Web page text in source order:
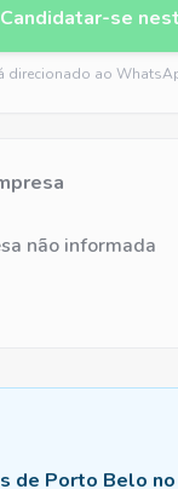
Candidatar-se
direcionado ao
não informada
de Porto Belo